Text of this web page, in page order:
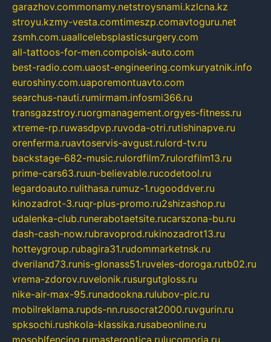
garazhov.commonamy.netstroysnami.kzlcna.kz
stroyu.kzmy-vesta.comtimeszp.comavtoguru.net
zsmh.com.uaallcelebsplasticsurgery.com
all-tattoos-for-men.compoisk-auto.com
best-radio.com.uaost-engineering.comkuryatnik.info
euroshiny.com.uaporemontuavto.com
searchus-nauti.rumirmam.infosmi366.ru
transgazstroy.ruorgmanagement.orgyes-fitness.ru
xtreme-rp.ruwasdpvp.ruvoda-otri.rutishinapve.ru
orenferma.ruavtoservis-avgust.rulord-tv.ru
backstage-682-music.rulordfilm7.rulordfilm13.ru
prime-cars63.ruun-believable.rucodetool.ru
legardoauto.rulithasa.rumuz-1.rugooddver.ru
kinozadrot-3.ruqr-plus-promo.ru2shizashop.ru
udalenka-club.runerabotaetsite.rucarszona-bu.ru
dash-cash-now.rubravoprod.rukinozadrot13.ru
hotteygroup.rubagira31.rudommarketnsk.ru
dveriland73.runis-glonass51.ruveles-doroga.rutb02.ru
vrema-zdorov.ruvelonik.rusurgutgloss.ru
nike-air-max-95.runadookna.rulubov-pic.ru
mobilreklama.rupds-nn.rusocrat2000.ruvgurin.ru
spksochi.rushkola-klassika.rusabeonline.ru
mosoblfencing.rumasteroptica.rulucomoria.ru